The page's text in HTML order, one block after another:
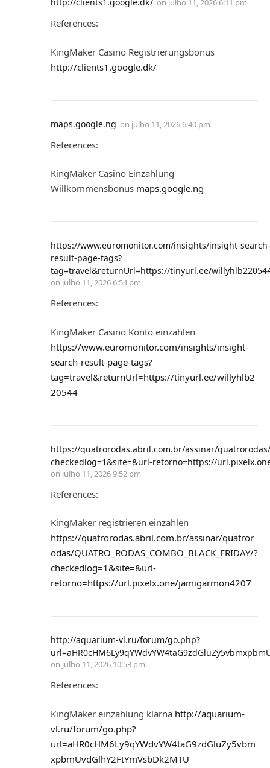
on julho 11, 2026 6:11 pm
References:
KingMaker Casino Registrierungsbonus
http://clients1.google.dk/
maps.google.ng on julho 11, 2026 6:40 pm
References:
KingMaker Casino Einzahlung
Willkommensbonus maps.google.ng
https://www.euromonitor.com/insights/insight-search-
result-page-tags?
tag=travel&returnUrl=https://tinyurl.ee/
on julho 11, 2026 6:54 pm
References:
KingMaker Casino Konto einzahlen
https://www.euromonitor.com/insights/insight-
search-result-page-tags?
tag=travel&returnUrl=https://tinyurl.ee/willyhlb2
20544
https://quatrorodas.abril.com.br/assinar/quatrorodas/
checkedlog=1&site=&url-retorno=https://
on julho 11, 2026 9:52 pm
References:
KingMaker registrieren einzahlen
https://quatrorodas.abril.com.br/assinar/quatror
odas/QUATRO_RODAS_COMBO_BLACK_FRIDAY/?
checkedlog=1&site=&url-
retorno=https://url.pixelx.one/jamigarmon4207
http://aquarium-vl.ru/forum/go.php?
on julho 11, 2026 10:53 pm
References:
KingMaker einzahlung klarna http://aquarium-
vl.ru/forum/go.php?
url=aHR0cHM6Ly9qYWdvYW4taG9zdGluZy5vbm
xpbmUvdGlhY2FtYmVsbDk2MTU